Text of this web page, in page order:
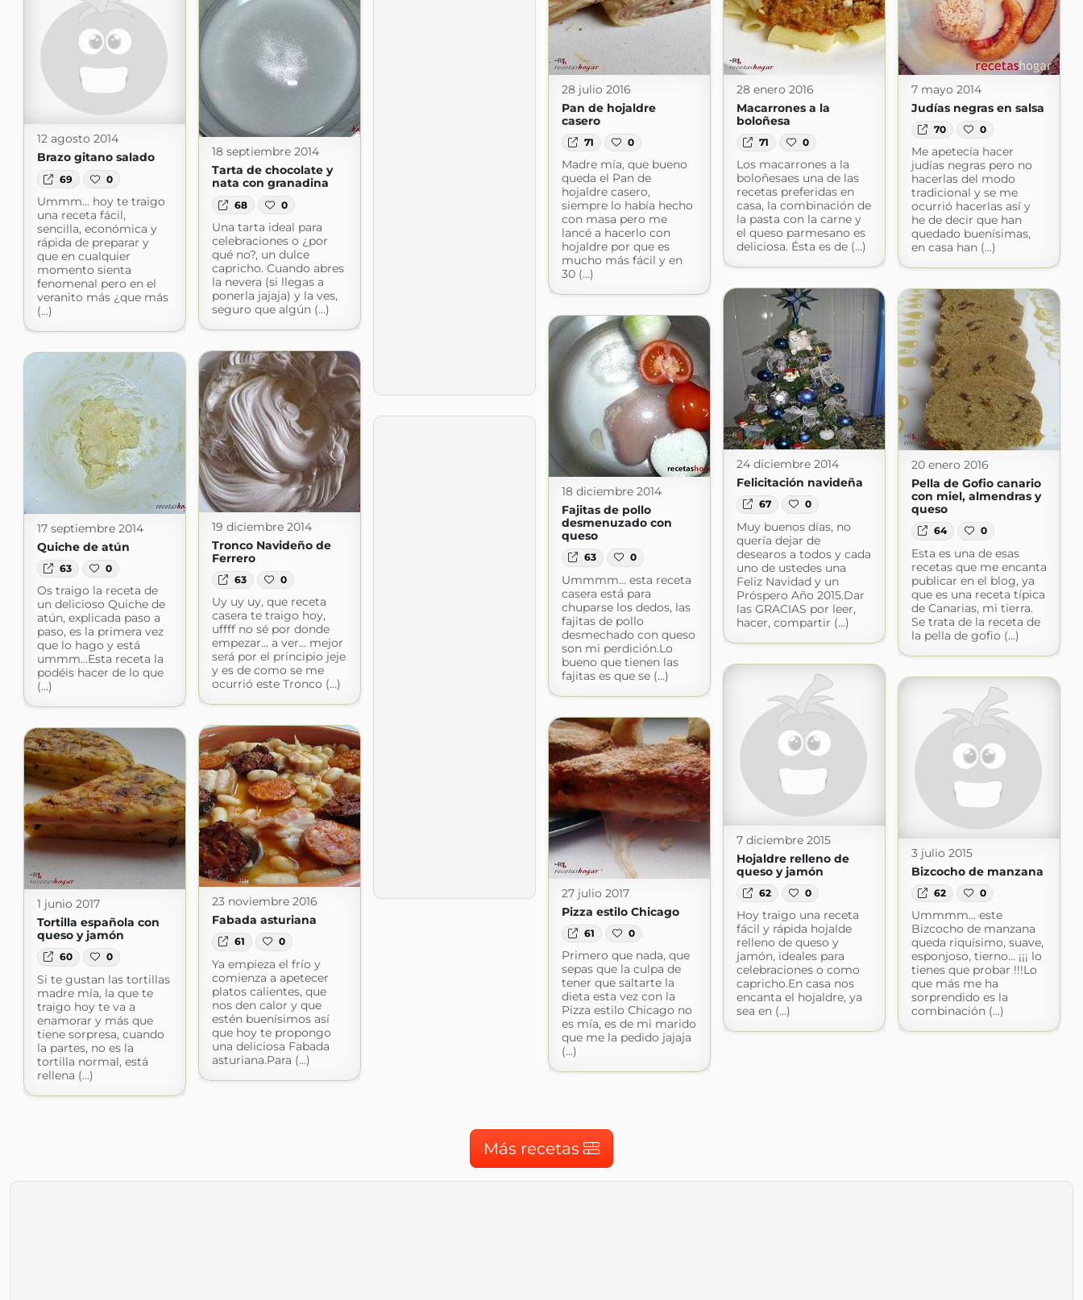
28 julio 2016
Pan de hojaldre
casero
71 0
Madre mía, que bueno
queda el Pan de
hojaldre casero,
siempre lo había hecho
con masa pero me
lancé a hacerlo con
hojaldre por que es
mucho más fácil y en
30 (...)
28 enero 2016
Macarrones a la
boloñesa
71 0
Los macarrones a la
boloñesaes una de las
recetas preferidas en
casa, la combinación de
la pasta con la carne y
el queso parmesano es
deliciosa. Ésta es de (...)
7 mayo 2014
Judías negras en salsa
70 0
Me apetecía hacer
judías negras pero no
hacerlas del modo
tradicional y se me
ocurrió hacerlas así y
he de decir que han
quedado buenísimas,
en casa han (...)
12 agosto 2014
Brazo gitano salado
69 0
Ummm... hoy te traigo
una receta fácil,
sencilla, económica y
rápida de preparar y
que en cualquier
momento sienta
fenomenal pero en el
veranito más ¿que más
(...)
18 septiembre 2014
Tarta de chocolate y
nata con granadina
68 0
Una tarta ideal para
celebraciones o ¿por
qué no?, un dulce
capricho. Cuando abres
la nevera (si llegas a
ponerla jajaja) y la ves,
seguro que algún (...)
24 diciembre 2014
Felicitación navideña
67 0
Muy buenos días, no
quería dejar de
desearos a todos y cada
uno de ustedes una
Feliz Navidad y un
Próspero Año 2015.Dar
las GRACIAS por leer,
hacer, compartir (...)
20 enero 2016
Pella de Gofio canario
con miel, almendras y
queso
64 0
Esta es una de esas
recetas que me encanta
publicar en el blog, ya
que es una receta típica
de Canarias, mi tierra.
Se trata de la receta de
la pella de gofio (...)
18 diciembre 2014
Fajitas de pollo
desmenuzado con
queso
63 0
Ummmm... esta receta
casera está para
chuparse los dedos, las
fajitas de pollo
desmechado con queso
son mi perdición.Lo
bueno que tienen las
fajitas es que se (...)
19 diciembre 2014
Tronco Navideño de
Ferrero
63 0
Uy uy uy, que receta
casera te traigo hoy,
uffff no sé por donde
empezar... a ver... mejor
será por el principio jeje
y es de como se me
ocurrió este Tronco (...)
17 septiembre 2014
Quiche de atún
63 0
Os traigo la receta de
un delicioso Quiche de
atún, explicada paso a
paso, es la primera vez
que lo hago y está
ummm...Esta receta la
podéis hacer de lo que
(...)
7 diciembre 2015
Hojaldre relleno de
queso y jamón
62 0
Hoy traigo una receta
fácil y rápida hojalde
relleno de queso y
jamón, ideales para
celebraciones o como
capricho.En casa nos
encanta el hojaldre, ya
sea en (...)
3 julio 2015
Bizcocho de manzana
62 0
Ummmm... este
Bizcocho de manzana
queda riquísimo, suave,
esponjoso, tierno... ¡¡¡ lo
tienes que probar !!!Lo
que más me ha
sorprendido es la
combinación (...)
27 julio 2017
Pizza estilo Chicago
61 0
Primero que nada, que
sepas que la culpa de
tener que saltarte la
dieta esta vez con la
Pizza estilo Chicago no
es mía, es de mi marido
que me la pedido jajaja
(...)
23 noviembre 2016
Fabada asturiana
61 0
Ya empieza el frío y
comienza a apetecer
platos calientes, que
nos den calor y que
estén buenísimos así
que hoy te propongo
una deliciosa Fabada
asturiana.Para (...)
1 junio 2017
Tortilla española con
queso y jamón
60 0
Si te gustan las tortillas
madre mía, la que te
traigo hoy te va a
enamorar y más que
tiene sorpresa, cuando
la partes, no es la
tortilla normal, está
rellena (...)
Más recetas